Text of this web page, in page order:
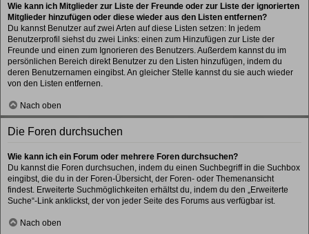
Wie kann ich Mitglieder zur Liste der Freunde oder zur Liste der ignorierten
Mitglieder hinzufügen oder diese wieder aus den Listen entfernen?
Du kannst Benutzer auf zwei Arten auf diese Listen setzen: In jedem
Benutzerprofil siehst du zwei Links: einen zum Hinzufügen zur Liste der
Freunde und einen zum Ignorieren des Benutzers. Außerdem kannst du im
persönlichen Bereich direkt Benutzer zu den Listen hinzufügen, indem du
deren Benutzernamen eingibst. An gleicher Stelle kannst du sie auch wieder
von den Listen entfernen.
Nach oben
Die Foren durchsuchen
Wie kann ich ein Forum oder mehrere Foren durchsuchen?
Du kannst die Foren durchsuchen, indem du einen Suchbegriff in die Suchbox
eingibst, die du in der Foren-Übersicht, der Foren- oder Themenansicht
findest. Erweiterte Suchmöglichkeiten erhältst du, indem du den „Erweiterte
Suche“-Link anklickst, der von jeder Seite des Forums aus verfügbar ist.
Nach oben